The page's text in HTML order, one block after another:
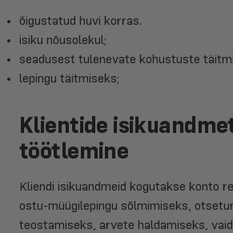
õigustatud huvi korras.
isiku nõusolekul;
seadusest tulenevate kohustuste
lepingu täitmiseks;
Klientide
töötlemine
Kliendi isikuandmeid kogutakse konto
ostu-müügilepingu sõlmimiseks,
teostamiseks, arvete haldamiseks,